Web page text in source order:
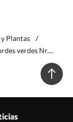
Plantas
verdes Nr.